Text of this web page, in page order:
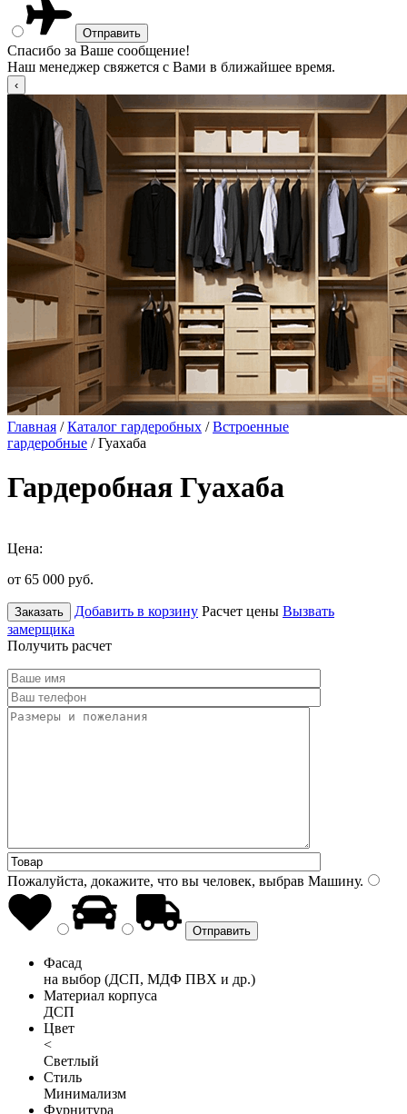
Спасибо за Ваше сообщение!
Наш менеджер свяжется с Вами в ближайшее время.
Главная /Каталог гардеробных /Встроенные
гардеробные / Гуахаба
Гардеробная Гуахаба
Цена:
от 65 000 руб.
Заказать Добавить в корзину Расчет цены Вызвать
замерщика
Получить расчет
Пожалуйста, докажите, что вы человек, выбрав Машину.
Фасад
на выбор (ДСП, МДФ ПВХ и др.)
Материал корпуса
ДСП
Цвет
<
Светлый
Стиль
Минимализм
Фурнитура